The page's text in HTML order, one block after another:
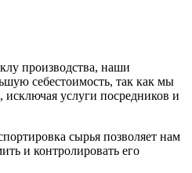
производства, наши
себестоимость, так как мы
исключая услуги посредников и
сырья позволяет нам
и контролировать его